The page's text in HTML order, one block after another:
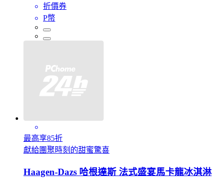
折價券
P幣
最高享85折
獻給團聚時刻的甜蜜驚喜
Haagen-Dazs 哈根達斯 法式盛宴馬卡龍冰淇淋